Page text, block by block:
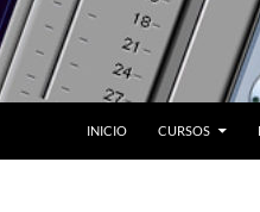
INICIO CURSOS